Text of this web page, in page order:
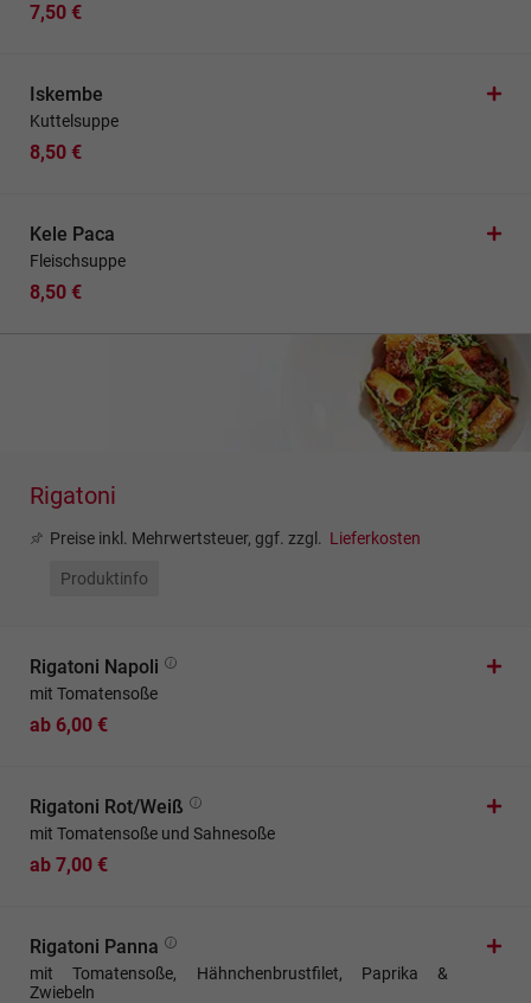
7,50 €
Iskembe
Kuttelsuppe
8,50 €
Kele Paca
Fleischsuppe
8,50 €
Rigatoni
Preise inkl. Mehrwertsteuer, ggf. zzgl. Lieferkosten
Produktinfo
Rigatoni Napoli
mit Tomatensoße
ab 6,00 €
Rigatoni Rot/Weiß
mit Tomatensoße und Sahnesoße
ab 7,00 €
Rigatoni Panna
mit Tomatensoße, Hähnchenbrustfilet, Paprika &
Zwiebeln